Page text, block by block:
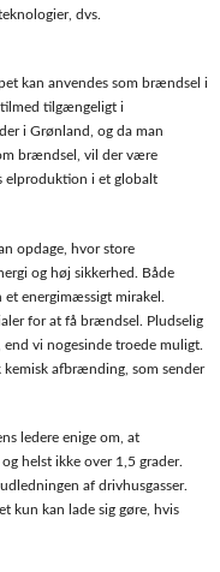
dvs.
kan anvendes som brændsel i
tilgængeligt i
i Grønland, og da man
brændsel, vil der være
elproduktion i et globalt
opdage, hvor store
og høj sikkerhed. Både
energimæssigt mirakel.
for at få brændsel. Pludselig
end vi nogesinde troede muligt.
kemisk afbrænding, som sender
ledere enige om, at
helst ikke over 1,5 grader.
af drivhusgasser.
kun kan lade sig gøre, hvis